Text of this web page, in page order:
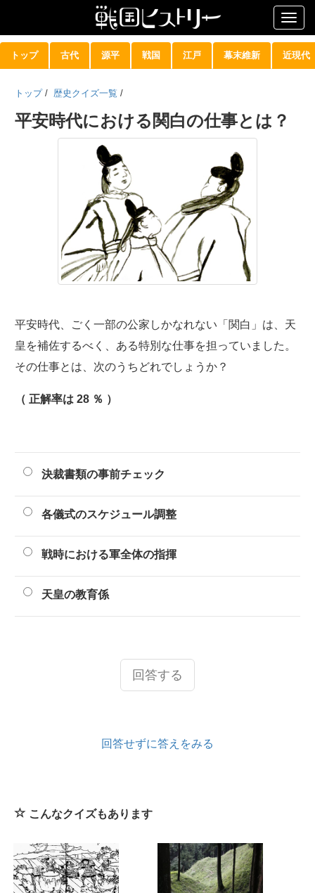
トップ 古代 源平 戦国 江戸 幕末維新 近現代
トップ / 歴史クイズ一覧 /
平安時代における関白の仕事とは？
平安時代、ごく一部の公家しかなれない「関白」は、天
皇を補佐するべく、ある特別な仕事を担っていました。
その仕事とは、次のうちどれでしょうか？
（ 正解率は 28 ％ ）
決裁書類の事前チェック
各儀式のスケジュール調整
戦時における軍全体の指揮
天皇の教育係
回答する
回答せずに答えをみる
こんなクイズもあります